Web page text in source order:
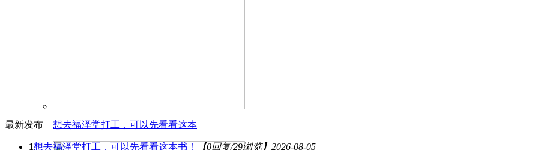
想去福泽堂打工，可以先看看这本
最新发布
1想去福泽堂打工，可以先看看这本书！ 【0回复/29浏览】 2026-08-05